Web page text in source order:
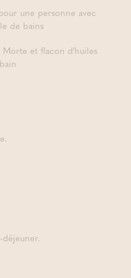
une personne avec
de bains
et flacon d'huiles